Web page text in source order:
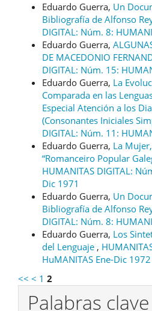
Eduardo Guerra, Un
Bibliografía de Alfonso
DIGITAL: Núm. 8:
Eduardo Guerra,
DE MACEDONIO
DIGITAL: Núm. 15:
Eduardo Guerra, La
Comparada en las
Especial Atención a los
(Consonantes Iniciales
DIGITAL: Núm. 11:
Eduardo Guerra, La
“Romanceiro Popular
HUMANITAS DIGITAL:
Dic 1971
Eduardo Guerra, Un
Bibliografía de Alfonso
DIGITAL: Núm. 8:
Eduardo Guerra, Los
del Lenguaje ,
HuMANITAS Ene-Dic 1972
<< < 1 2
Palabras clave